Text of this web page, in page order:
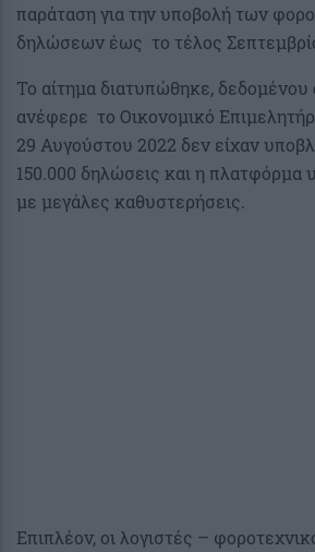
παράταση για την υποβολή των
δηλώσεων έως το τέλος
Το αίτημα διατυπώθηκε, δεδομένου
ανέφερε το Οικονομικό
29 Αυγούστου 2022 δεν είχαν
150.000 δηλώσεις και η πλατφόρμα
με μεγάλες καθυστερήσεις.
Επιπλέον, οι λογιστές –